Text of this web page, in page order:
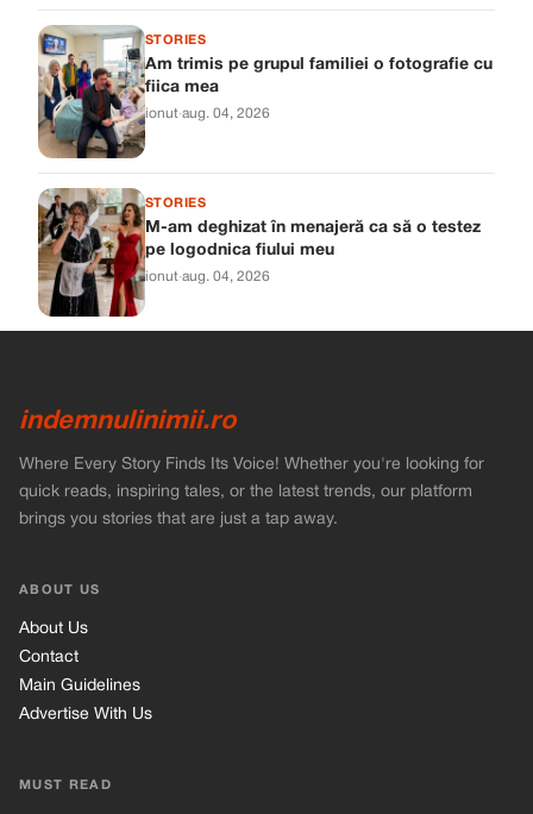
STORIES
Am trimis pe grupul familiei o fotografie cu
fiica mea
ionut·aug. 04, 2026
STORIES
M-am deghizat în menajeră ca să o testez
pe logodnica fiului meu
ionut·aug. 04, 2026
indemnulinimii.ro
Where Every Story Finds Its Voice! Whether you're looking for
quick reads, inspiring tales, or the latest trends, our platform
brings you stories that are just a tap away.
ABOUT US
About Us
Contact
Main Guidelines
Advertise With Us
MUST READ